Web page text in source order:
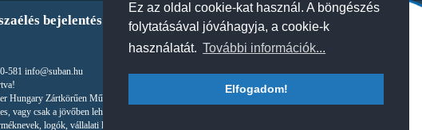
Ez az oldal cookie-kat használ. A böngészés
folytatásával jóváhagyja, a cookie-k
használatát. További információk...
Elfogadom!
bejelentés
581 info@suban.hu
Zártkörűen Működő Részvénytársaságot illetik. A szerzői jogra vonatkozó jogszabályok által
vagy csak a jövőben lehetségessé váló módja akár díj ellenében, akár díjmentes formában tilos. Az oldal,
logók, vállalati logók, képek, termékleírások a törvény erejénél fogva másolásvédettek.